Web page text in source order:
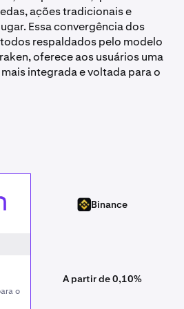
ações tradicionais e
Essa convergência dos
todos respaldados pelo modelo
oferece aos usuários uma
integrada e voltada para o
Binance
Binance
o
A partir de 0,10%